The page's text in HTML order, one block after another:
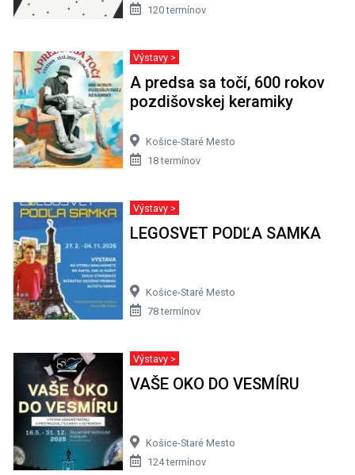
120 termínov
Výstavy >
A predsa sa točí, 600 rokov
pozdišovskej keramiky
Košice-Staré Mesto
18 termínov
Výstavy >
LEGOSVET PODĽA SAMKA
Košice-Staré Mesto
78 termínov
Výstavy >
VAŠE OKO DO VESMÍRU
Košice-Staré Mesto
124 termínov